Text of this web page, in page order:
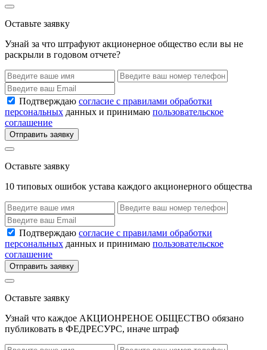
Оставьте заявку
Узнай за что штрафуют акционерное общество если вы не
раскрыли в годовом отчете?
Подтверждаю согласие с правилами обработки
персональных данных и принимаю пользовательское
соглашение
Отправить заявку
Оставьте заявку
10 типовых ошибок устава каждого акционерного общества
Подтверждаю согласие с правилами обработки
персональных данных и принимаю пользовательское
соглашение
Отправить заявку
Оставьте заявку
Узнай что каждое АКЦИОНРЕНОЕ ОБЩЕСТВО обязано
публиковать в ФЕДРЕСУРС, иначе штраф